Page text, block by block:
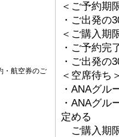
・航空券のご
＜ご予約期
・ご出発の
＜ご購入期
・ご予約完
・ご出発の
＜空席待ち
・ANAグル
・ANAグル
定める
ご購入期